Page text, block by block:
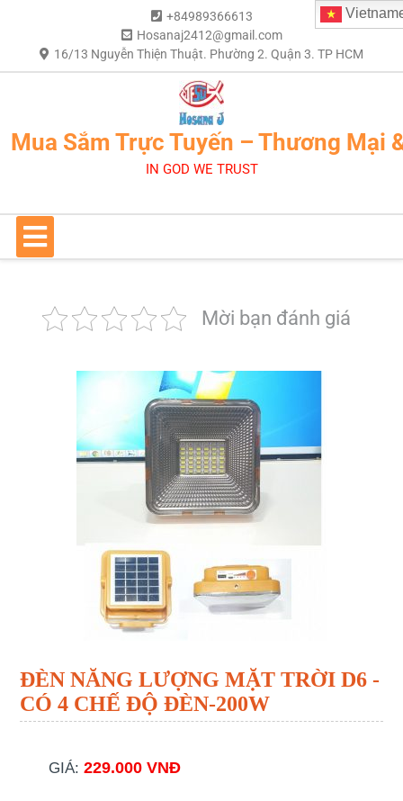
+84989366613
Hosanaj2412@gmail.com
16/13 Nguyễn Thiện Thuật. Phường 2. Quận 3. TP HCM
Mua Sắm Trực Tuyến – Thương Mại
IN GOD WE TRUST
Mời bạn đánh giá
ĐÈN NĂNG LƯỢNG MẶT TRỜI D6 -
CÓ 4 CHẾ ĐỘ ĐÈN-200W
GIÁ: 229.000 VNĐ